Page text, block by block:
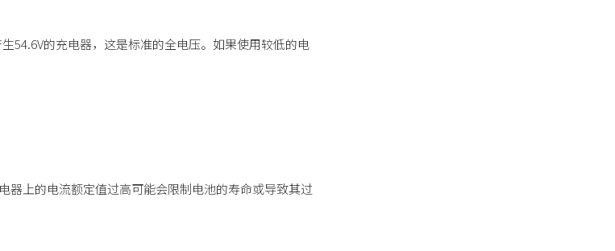
54.6V的充电器，这是标准的全电压。如果使用较低的电
器上的电流额定值过高可能会限制电池的寿命或导致其过